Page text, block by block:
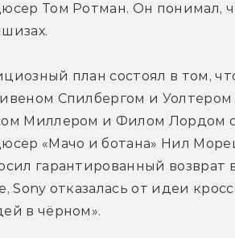
Том Ротман. Он понимал,
план состоял в том,
Спилбергом и
Миллером и Филом Лордом
«Мачо и ботана» Нил
гарантированный возврат
Sony отказалась от идеи
в чёрном».